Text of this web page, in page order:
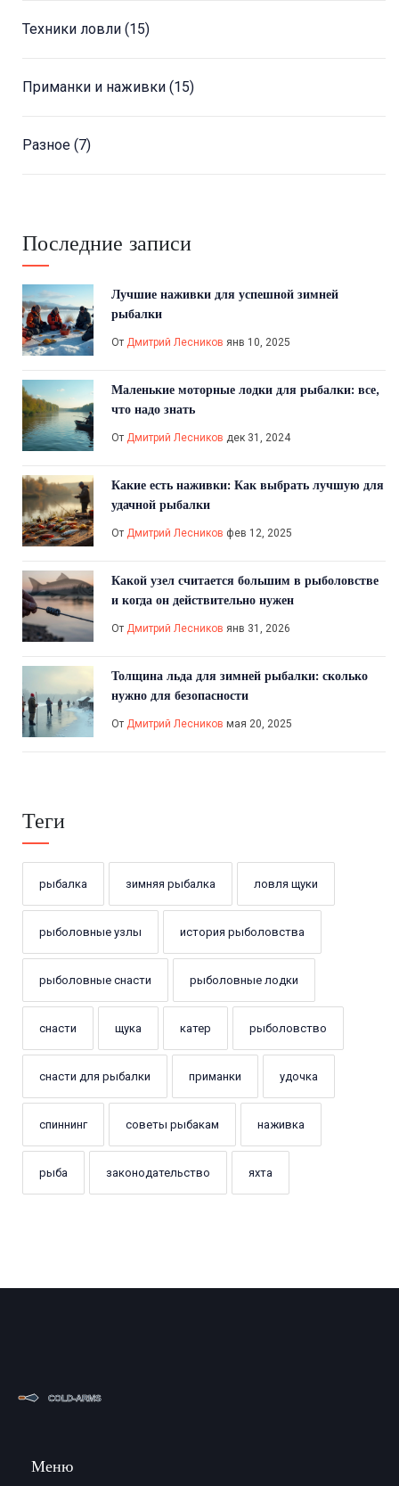
Техники ловли (15)
Приманки и наживки (15)
Разное (7)
Последние записи
Лучшие наживки для успешной зимней
рыбалки
От Дмитрий Лесников янв 10, 2025
Маленькие моторные лодки для рыбалки: все,
что надо знать
От Дмитрий Лесников дек 31, 2024
Какие есть наживки: Как выбрать лучшую для
удачной рыбалки
От Дмитрий Лесников фев 12, 2025
Какой узел считается большим в рыболовстве
и когда он действительно нужен
От Дмитрий Лесников янв 31, 2026
Толщина льда для зимней рыбалки: сколько
нужно для безопасности
От Дмитрий Лесников мая 20, 2025
Теги
рыбалка зимняя рыбалка ловля щуки
рыболовные узлы история рыболовства
рыболовные снасти рыболовные лодки
снасти щука катер рыболовство
снасти для рыбалки приманки удочка
спиннинг советы рыбакам наживка
рыба законодательство яхта
Меню